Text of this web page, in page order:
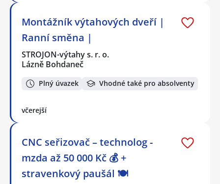
Montážník výtahových dveří |
Ranní směna |
STROJON-výtahy s. r. o.
Lázně Bohdaneč
Plný úvazek Vhodné také pro absolventy
včerejší
CNC seřizovač – technolog -
mzda až 50 000 Kč 💰 +
stravenkový paušál 🍽️